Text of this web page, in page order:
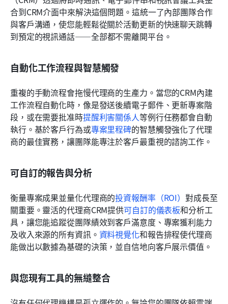
合到CRM介面中來解決這個問題。這統一了內部團隊合作
與客戶溝通，使您能輕鬆從關於活動更新的快速聊天跳轉
到預定的視訊通話——全部都不需離開平台。
自動化工作流程與智慧觸發
重複的手動流程會拖慢代理商的生產力。當您的CRM內建
工作流程自動化時，像是發送後續電子郵件、更新專案階
段，或在需要批准時提醒利害關係人等例行任務都會自動
執行。基於客戶行為或專案里程碑的智慧觸發強化了代理
商的最佳實務，讓團隊能專注於客戶最重視的諮詢工作。
可自訂的報告與分析
衡量專案成果並量化代理商的投資報酬率（ROI）對成長至
關重要。靈活的代理商CRM提供可自訂的儀表板和分析工
具，讓您能追蹤從團隊績效到客戶滿意度、專案獲利能力
及收入來源的所有資訊。 資料視覺化和報告排程使代理商
能做出以數據為基礎的決策，並自信地向客戶展示價值。
與您現有工具的無縫整合